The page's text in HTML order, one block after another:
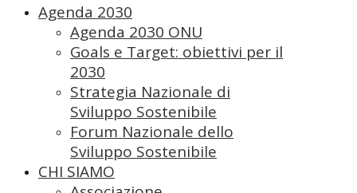
Agenda 2030
Agenda 2030 ONU
Goals e Target: obiettivi per il
2030
Strategia Nazionale di
Sviluppo Sostenibile
Forum Nazionale dello
Sviluppo Sostenibile
CHI SIAMO